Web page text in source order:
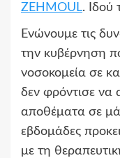
ZEHMOUL. Ιδού
Ενώνουμε τις
την κυβέρνηση
νοσοκομεία σε
δεν φρόντισε να
αποθέματα σε
εβδομάδες
με τη